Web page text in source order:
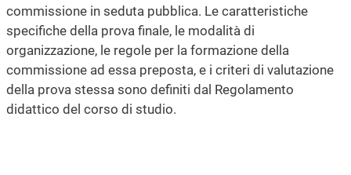
commissione in seduta pubblica. Le caratteristiche
specifiche della prova finale, le modalità di
organizzazione, le regole per la formazione della
commissione ad essa preposta, e i criteri di valutazione
della prova stessa sono definiti dal Regolamento
didattico del corso di studio.